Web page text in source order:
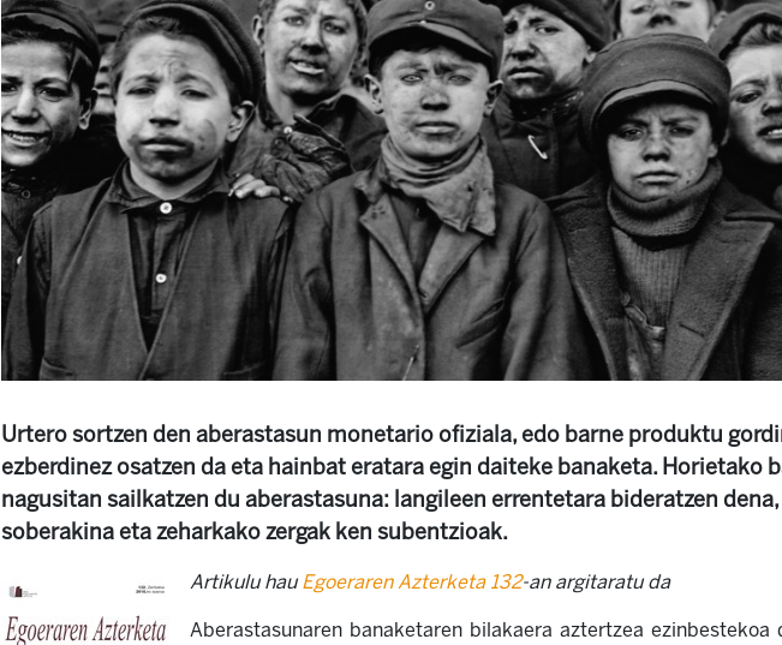
Urtero sortzen den aberastasun monetario ofiziala, edo barne produktu
ezberdinez osatzen da eta hainbat eratara egin daiteke banaketa. Horietako
nagusitan sailkatzen du aberastasuna: langileen errentetara bideratzen dena,
soberakina eta zeharkako zergak ken subentzioak.
Artikulu hauEgoeraren Azterketa 132-an argitaratu da
Aberastasunaren banaketaren bilakaera aztertzea ezinbestekoa